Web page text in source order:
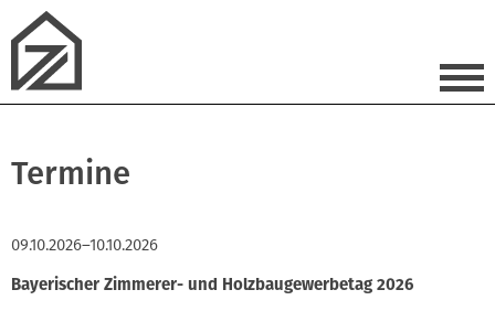
Termine
09.10.2026–10.10.2026
Bayerischer Zimmerer- und Holzbaugewerbetag 2026